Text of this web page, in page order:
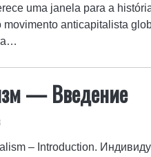
uma janela para a
anticapitalista
— Введение
– Introduction.